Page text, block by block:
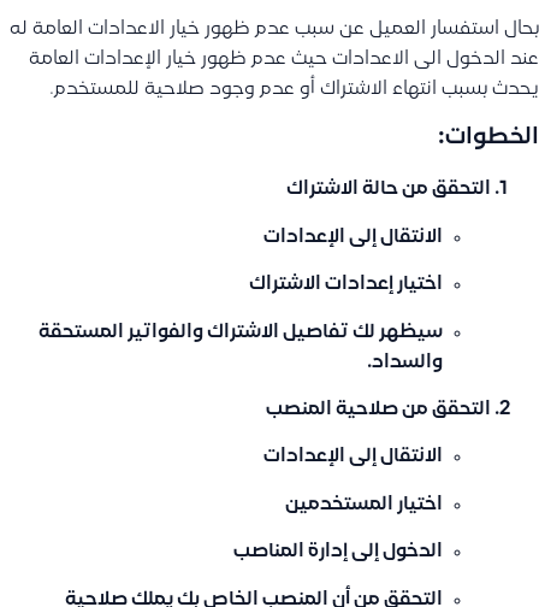
بحال استفسار العميل عن سبب عدم ظهور خيار الاعدادات العامة له
عند الدخول الى الاعدادات حيث عدم ظهور خيار الإعدادات العامة
يحدث بسبب انتهاء الاشتراك أو عدم وجود صلاحية للمستخدم.
الخطوات:
التحقق من حالة الاشتراك
الانتقال إلى الإعدادات
اختيار إعدادات الاشتراك
سيظهر لك تفاصيل الاشتراك والفواتير المستحقة
والسداد.
التحقق من صلاحية المنصب
الانتقال إلى الإعدادات
اختيار المستخدمين
الدخول إلى إدارة المناصب
التحقق من أن المنصب الخاص بك يملك صلاحية